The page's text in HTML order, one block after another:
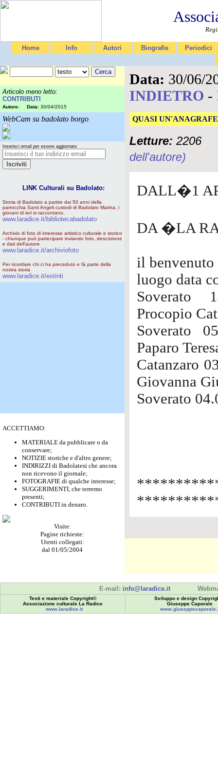
Home Info Autori Biografie Periodici
Articolo meno letto:
CONTRIBUTI
Autore: Data: 30/04/2015
WebCam su badolato borgo
Inserisci email per essere aggiornato
LINK Culturali su Badolato:
Storia di Badolato a partire dai 50 anni della
parrocchia Santi Angeli custodi di Badolato Marina, i
giovani di ieri si raccontano.
www.laradice.it/bibliotecabadolato
Archivio di foto di interesse artistico culturale e storico
- chiunque può partecipare inviando foto, descrizione
e dati dell'autore
www.laradice.it/archiviofoto
Per ricordare chi ci ha preceduto e fà parte della
nostra storia
www.laradice.it/estinti
ACCETTIAMO:
MATERIALE da pubblicare o da
conservare;
NOTIZIE storiche e d'altro genere;
INDIRIZZI di Badolatesi che ancora
non ricevono il giornale;
FOTOGRAFIE di qualche interesse;
SUGGERIMENTI, che terremo
presenti;
CONTRIBUTI in denaro.
Visite:
Pagine richieste:
Utenti collegati:
dal 01/05/2004
Data: 30/06/
INDIETRO -
QUASI UN'ANAGRAFE
Letture: 2206
dell'autore)
DALL�1
DA �LA
il benvenuto
luogo data
Soverato
Procopio
Soverato
Paparo
Catanzaro
Giovanna
Soverato
E-mail: info@laradice.it
Testi e materiale Copyright©
Associazione culturale La Radice
www.laradice.it
Sviluppo e design
Giuseppe Caporale